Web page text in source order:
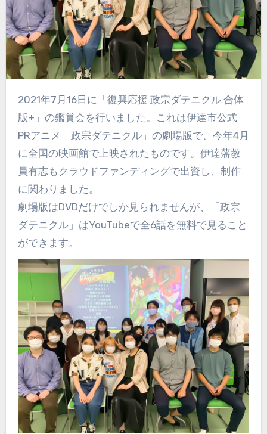
2021年7月16日に「復興応援 政宗ダテニクル 合体
版+」の鑑賞会を行いました。これは伊達市公式
PRアニメ「政宗ダテニクル」の劇場版で、今年4月
に全国の映画館で上映されたものです。伊達藩教
員有志もクラウドファンディングで出資し、制作
に関わりました。
劇場版はDVDだけでしか見られませんが、「政宗
ダテニクル」はYouTubeで全6話を無料で見ること
ができます。